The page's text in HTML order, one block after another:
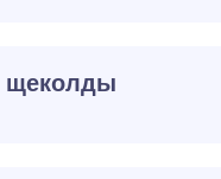
щеколды